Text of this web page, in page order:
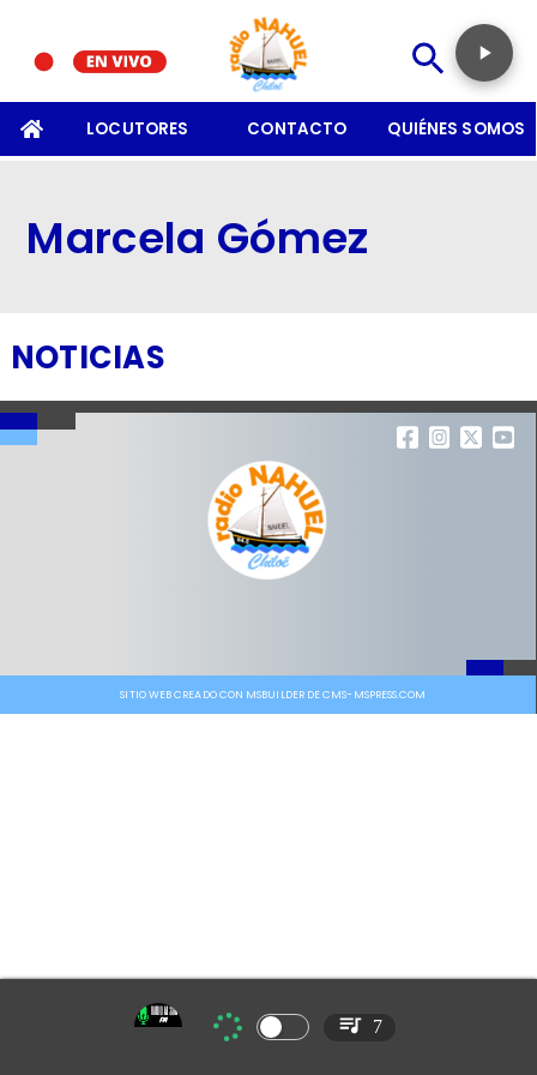
LOCUTORES CONTACTO QUIÉNES SOMOS
Marcela Gómez
NOTICIAS
SITIO WEB CREADO CON MSBUILDER DE CMS-MSPRESS.COM
7